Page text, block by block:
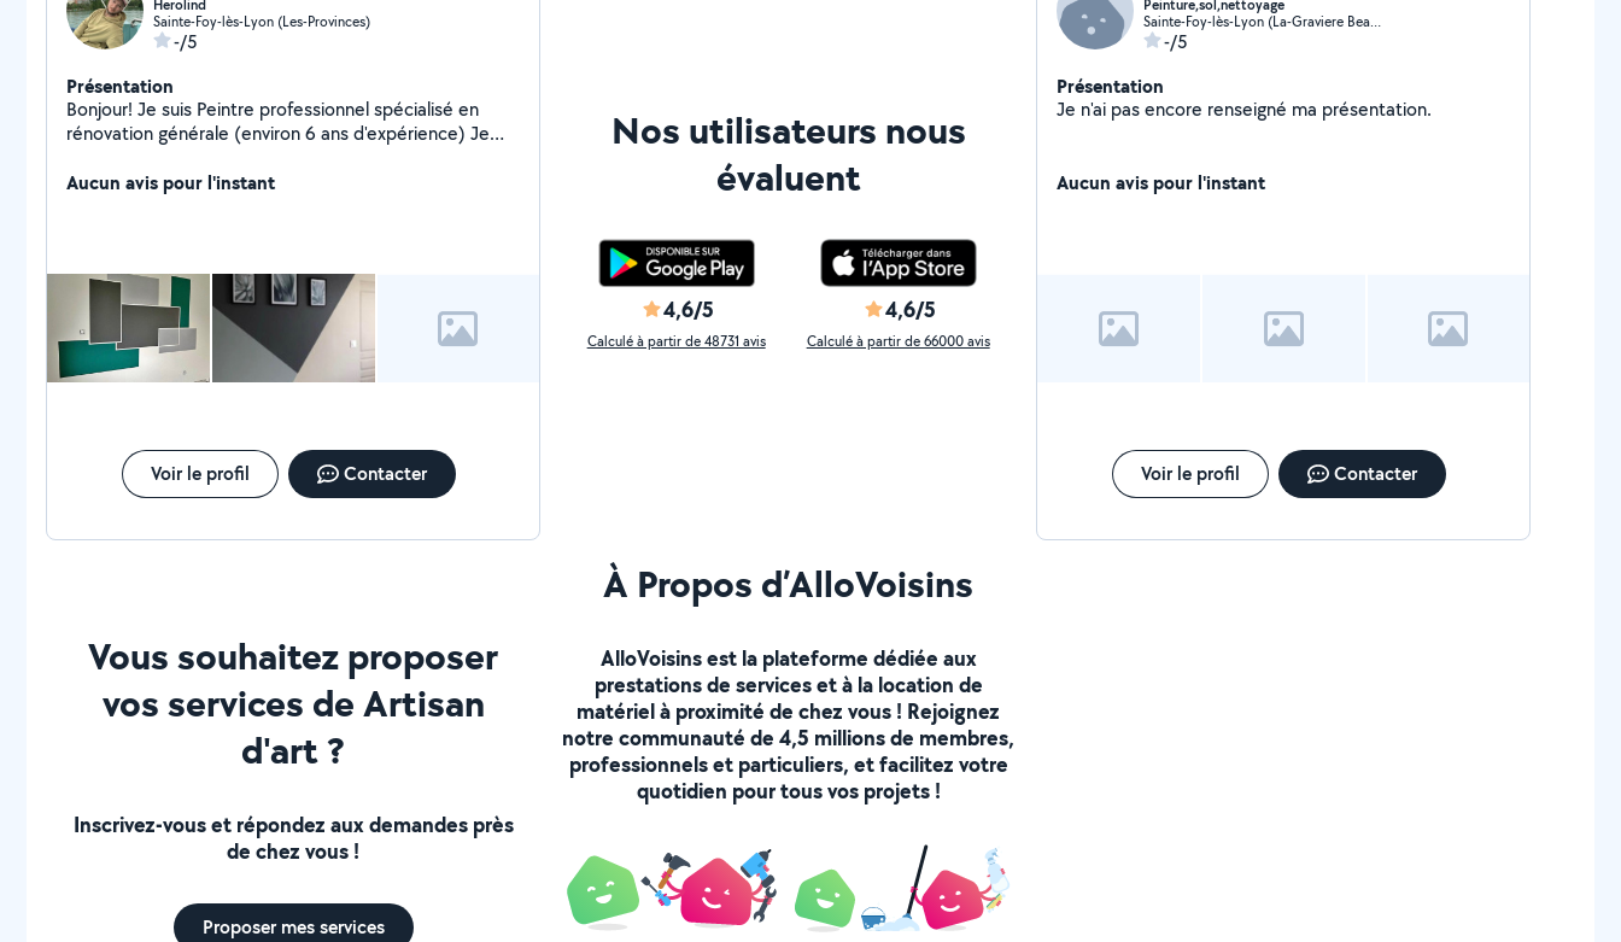
Herolind
Sainte-Foy-lès-Lyon (Les-Provinces)
-/5
Présentation
Bonjour! Je suis Peintre professionnel spécialisé en
rénovation générale (environ 6 ans d'expérience) Je
Aucun avis pour l'instant
Voir le profil Contacter
Nos utilisateurs nous
évaluent
4,6/5
Calculé à partir de 48731 avis
4,6/5
Calculé à partir de 66000 avis
Peinture,sol,nettoyage
Sainte-Foy-lès-Lyon (La-Graviere Beaunant)
-/5
Présentation
Je n'ai pas encore renseigné ma présentation.
Aucun avis pour l'instant
Voir le profil Contacter
Vous souhaitez proposer
vos services de Artisan
d'art ?
Inscrivez-vous et répondez aux demandes près
de chez vous !
Proposer mes services
À Propos d’AlloVoisins
AlloVoisins est la plateforme dédiée aux
prestations de services et à la location de
matériel à proximité de chez vous ! Rejoignez
notre communauté de 4,5 millions de membres,
professionnels et particuliers, et facilitez votre
quotidien pour tous vos projets !